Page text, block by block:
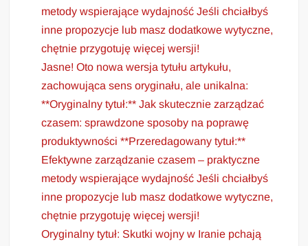
metody wspierające wydajność Jeśli chciałbyś
inne propozycje lub masz dodatkowe wytyczne,
chętnie przygotuję więcej wersji!
Jasne! Oto nowa wersja tytułu artykułu,
zachowująca sens oryginału, ale unikalna:
**Oryginalny tytuł:** Jak skutecznie zarządzać
czasem: sprawdzone sposoby na poprawę
produktywności **Przeredagowany tytuł:**
Efektywne zarządzanie czasem – praktyczne
metody wspierające wydajność Jeśli chciałbyś
inne propozycje lub masz dodatkowe wytyczne,
chętnie przygotuję więcej wersji!
Oryginalny tytuł: Skutki wojny w Iranie pchają